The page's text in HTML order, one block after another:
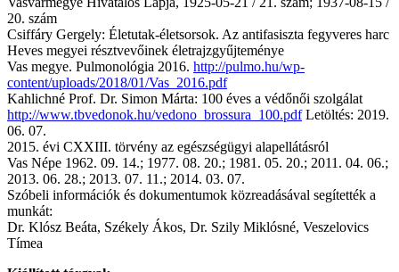
20. szám
Csiffáry Gergely: Életutak-életsorsok. Az antifasiszta fegyveres harc
Heves megyei résztvevőinek életrajzgyűjteménye
Vas megye. Pulmonológia 2016. http://pulmo.hu/wp-
content/uploads/2018/01/Vas_2016.pdf
Kahlichné Prof. Dr. Simon Márta: 100 éves a védőnői szolgálat
http://www.tbvedonok.hu/vedono_brossura_100.pdfLetöltés: 2019.
06. 07.
2015. évi CXXIII. törvény az egészségügyi alapellátásról
Vas Népe 1962. 09. 14.; 1977. 08. 20.; 1981. 05. 20.; 2011. 04. 06.;
2013. 06. 28.; 2013. 07. 11.; 2014. 03. 07.
Szóbeli információk és dokumentumok közreadásával segítették a
munkát:
Dr. Klósz Beáta, Székely Ákos, Dr. Szily Miklósné, Veszelovics
Tímea